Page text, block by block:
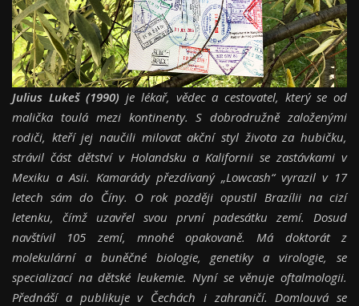
Julius Lukeš (1990) je lékař, vědec a cestovatel, který se od
malička toulá mezi kontinenty. S dobrodružně založenými
rodiči, kteří jej naučili milovat akční styl života za hubičku,
strávil část dětství v Holandsku a Kalifornii se zastávkami v
Mexiku a Asii. Kamarády přezdívaný „Lowcash“ vyrazil v 17
letech sám do Číny. O rok později opustil Brazílii na cizí
letenku, čímž uzavřel svou první padesátku zemí. Dosud
navštívil 105 zemí, mnohé opakovaně. Má doktorát z
molekulární a buněčné biologie, genetiky a virologie, se
specializací na dětské leukemie. Nyní se věnuje oftalmologii.
Přednáší a publikuje v Čechách i zahraničí. Domlouvá se